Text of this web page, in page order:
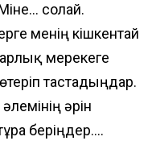
солай.
менің кішкентай
мерекеге
тастадыңдар.
әрін
беріңдер....